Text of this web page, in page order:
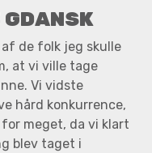
de folk jeg skulle
at vi ville tage
Vi vidste
hård konkurrence,
meget, da vi klart
blev taget i